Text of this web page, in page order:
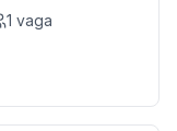
1 vaga